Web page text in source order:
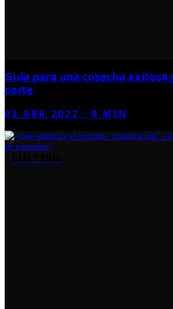
Guía para una cosecha exitosa
corte
03 ABR 2022 ·0 MIN